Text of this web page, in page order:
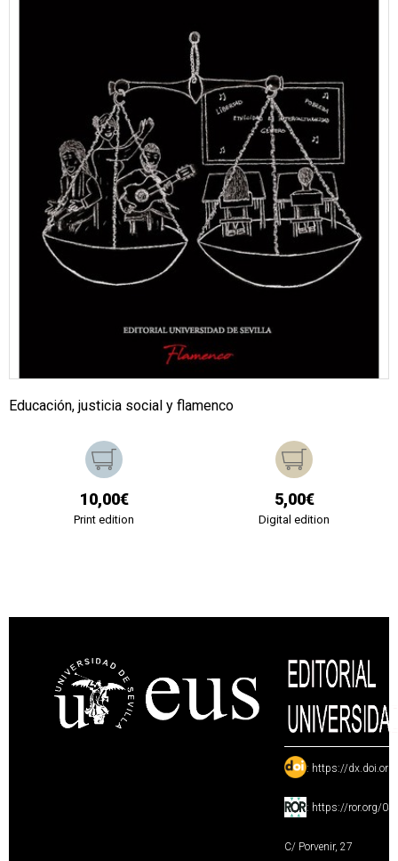
Educación, justicia social y flamenco
10,00€
Print edition
5,00€
Digital edition
: https://
: https://ror.org/
C/ Porvenir, 27